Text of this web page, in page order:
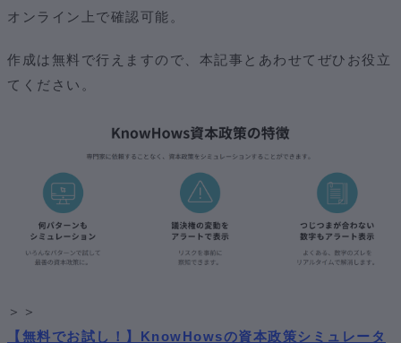
オンライン上で確認可能。
作成は無料で行えますので、本記事とあわせてぜひお役立
てください。
＞＞
【無料でお試し！】KnowHowsの資本政策シミュレータ